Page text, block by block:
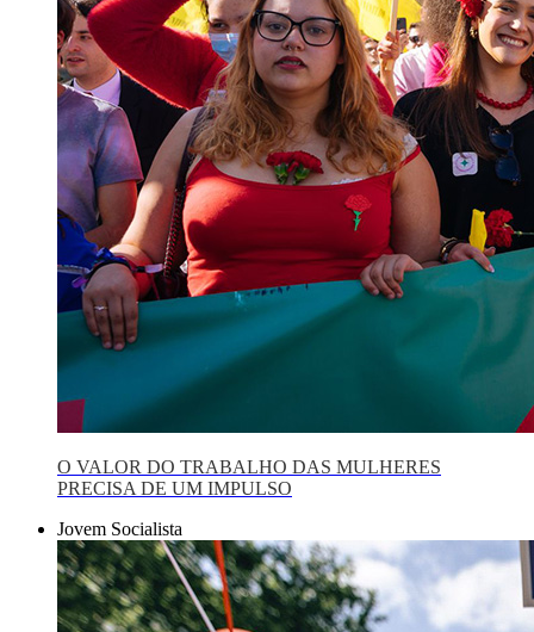
O VALOR DO TRABALHO DAS MULHERES
PRECISA DE UM IMPULSO
Jovem Socialista